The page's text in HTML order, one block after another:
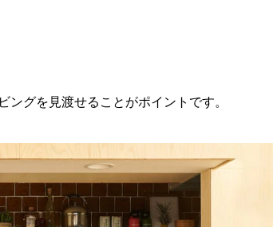
グを見渡せることがポイントです。